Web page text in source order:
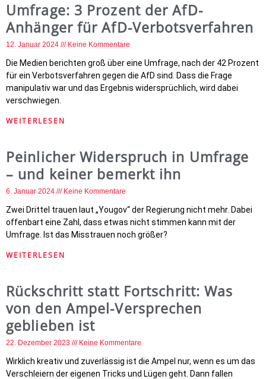
Umfrage: 3 Prozent der AfD-
Anhänger für AfD-Verbotsverfahren
12. Januar 2024 Keine Kommentare
Die Medien berichten groß über eine Umfrage, nach der 42 Prozent
für ein Verbotsverfahren gegen die AfD sind. Dass die Frage
manipulativ war und das Ergebnis widersprüchlich, wird dabei
verschwiegen.
WEITERLESEN
Peinlicher Widerspruch in Umfrage
– und keiner bemerkt ihn
6. Januar 2024 Keine Kommentare
Zwei Drittel trauen laut „Yougov“ der Regierung nicht mehr. Dabei
offenbart eine Zahl, dass etwas nicht stimmen kann mit der
Umfrage. Ist das Misstrauen noch größer?
WEITERLESEN
Rückschritt statt Fortschritt: Was
von den Ampel-Versprechen
geblieben ist
22. Dezember 2023 Keine Kommentare
Wirklich kreativ und zuverlässig ist die Ampel nur, wenn es um das
Verschleiern der eigenen Tricks und Lügen geht. Dann fallen